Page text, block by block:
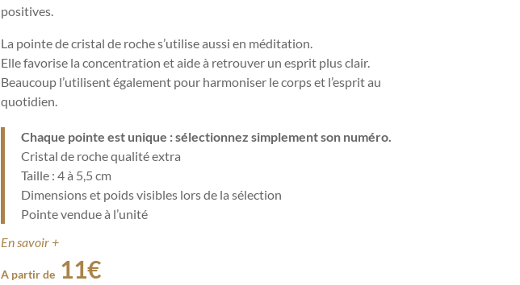
positives.
La pointe de cristal de roche s’utilise aussi en méditation.
Elle favorise la concentration et aide à retrouver un esprit plus clair.
Beaucoup l’utilisent également pour harmoniser le corps et l’esprit au
quotidien.
Chaque pointe est unique : sélectionnez simplement son numéro.
Cristal de roche qualité extra
Taille : 4 à 5,5 cm
Dimensions et poids visibles lors de la sélection
Pointe vendue à l’unité
En savoir +
A partir de 11€